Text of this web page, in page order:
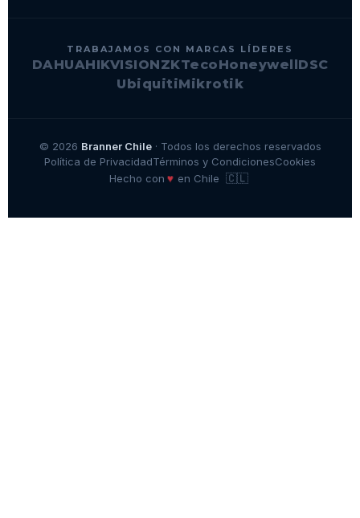
TRABAJAMOS CON MARCAS LÍDERES
DAHUAHIKVISIONZKTecoHoneywellDSC
UbiquitiMikrotik
© 2026 Branner Chile· Todos los derechos reservados
Política de PrivacidadTérminos y CondicionesCookies
Hecho con♥ en Chile 🇨🇱